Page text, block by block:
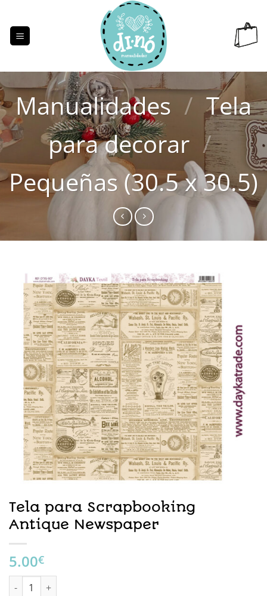
contenido
Manualidades / Tela
para decorar /
Pequeñas (30.5 x 30.5)
Tela para Scrapbooking
Antique Newspaper
5.00€
Tela para Scrapbooking Antique Newspaper cantidad